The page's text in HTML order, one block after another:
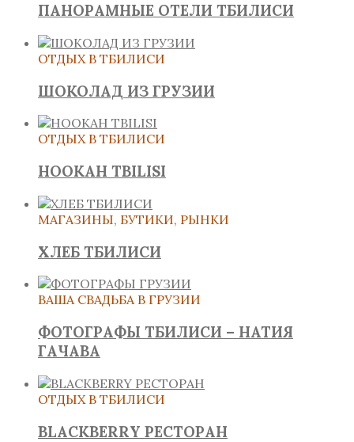
ПАНОРАМНЫЕ ОТЕЛИ ТБИЛИСИ
ОТДЫХ В ТБИЛИСИ
ШОКОЛАД ИЗ ГРУЗИИ
ОТДЫХ В ТБИЛИСИ
HOOKAH TBILISI
МАГАЗИНЫ, БУТИКИ, РЫНКИ
ХЛЕБ ТБИЛИСИ
ВАША СВАДЬБА В ГРУЗИИ
ФОТОГРАФЫ ТБИЛИСИ – НАТИЯ
ГАЧАВА
ОТДЫХ В ТБИЛИСИ
BLACKBERRY РЕСТОРАН